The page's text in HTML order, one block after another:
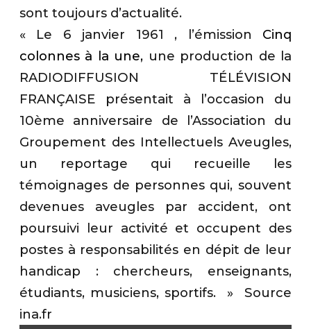
sont toujours d’actualité.
« Le 6 janvier 1961 , l’émission Cinq
colonnes à la une, une production de la
RADIODIFFUSION TÉLÉVISION
FRANÇAISE présentait à l’occasion du
10ème anniversaire de l’Association du
Groupement des Intellectuels Aveugles,
un reportage qui recueille les
témoignages de personnes qui, souvent
devenues aveugles par accident, ont
poursuivi leur activité et occupent des
postes à responsabilités en dépit de leur
handicap : chercheurs, enseignants,
étudiants, musiciens, sportifs. » Source
ina.fr